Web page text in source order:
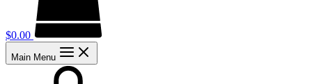
$0.00
Main Menu